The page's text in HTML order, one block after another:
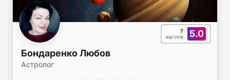
5.0
7
відгуків
Бондаренко Любов
Астролог